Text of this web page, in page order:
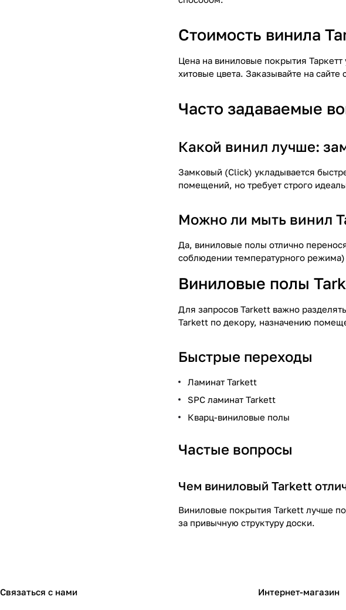
Стоимость винила
Цена на виниловые покрытия
хитовые цвета. Заказывайте на
Часто задаваемые
Какой винил лучше:
Замковый (Click) укладывается
помещений, но требует строго
Можно ли мыть винил
Да, виниловые полы отлично
соблюдении температурного
Виниловые полы
Для запросов Tarkett важно
Tarkett по декору, назначению
Быстрые переходы
Ламинат Tarkett
SPC ламинат Tarkett
Кварц-виниловые полы
Частые вопросы
Чем виниловый Tarkett
Виниловые покрытия Tarkett лучше
за привычную структуру доски.
Связаться с нами Интернет-магазин